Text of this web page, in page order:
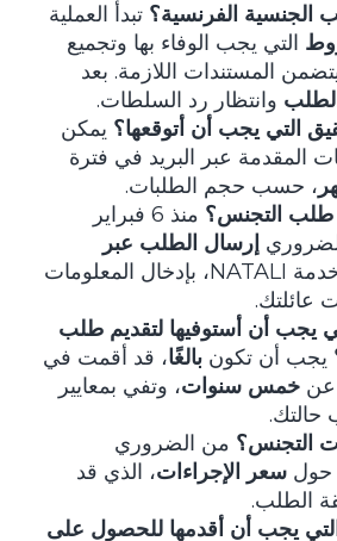
الفرنسية؟ تبدأ العملية
التي يجب الوفاء بها وتجميع
المستندات اللازمة. بعد
وانتظار رد السلطات.
التي يجب أن أتوقعها؟ يمكن
المقدمة عبر البريد في فترة
، حسب حجم الطلبات.
طلب التجنس؟
منذ 6 فبراير
إرسال الطلب عبر
من خلال خدمة NATALI، بإدخال المعلومات
عائلتك.
يجب أن أستوفيها لتقديم طلب
يجب أن تكون بالغًا، قد أقمت في
عن خمس سنوات، وتفي بمعايير
التجنس؟ من الضروري
حول سعر الإجراءات، الذي قد
الطلب.
يجب أن أقدمها للحصول على